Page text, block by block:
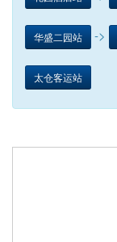
华盛二园站 ->
太仓客运站